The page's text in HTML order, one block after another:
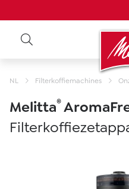
NL Filterkoffiemachines
Melitta®